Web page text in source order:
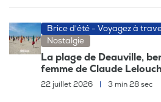
Brice d'été - Voyagez à
Nostalgie
La plage de Deauville,
femme de Claude Lelouch
22 juillet 2026 | 3 min 28 sec